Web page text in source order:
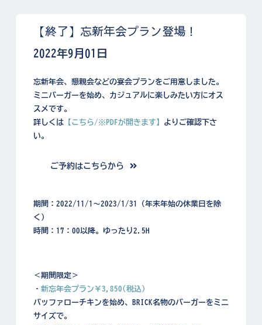
【終了】忘新年会プラン登場！
2022年9月01日
忘新年会、懇親会などの宴会プランをご用意しました。
ミニバーガーを始め、カジュアルに楽しみたい方にオス
スメです。
詳しくは【こちら/※PDFが開きます】 よりご確認下さ
い。
ご予約はこちらから
期間：2022/11/1～2023/1/31（年末年始の休業日を除
く）
時間：17：00以降。ゆったり2.5H
＜期間限定＞
・ 新忘年会プラン￥3,850(税込)
バッファローチキンを始め、BRICK名物のバーガーをミニ
サイズで。